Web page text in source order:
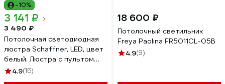
-10%
3 141 ₽
3 490 ₽
Потолочная светодиодная
люстра Schaffner, LED, цвет
белый. Люстра с пультом
управления, мощность 76
4.9(16)
18 600 ₽
Потолочный светильник
Freya Paolina FR5011CL-05B
4.9(9)